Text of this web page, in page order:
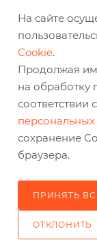
На сайте
Cookie.
Продолжая им
на обработку
соответствии с
сохранение
браузера.
ПРИНЯТЬ
ОТКЛОНИТЬ